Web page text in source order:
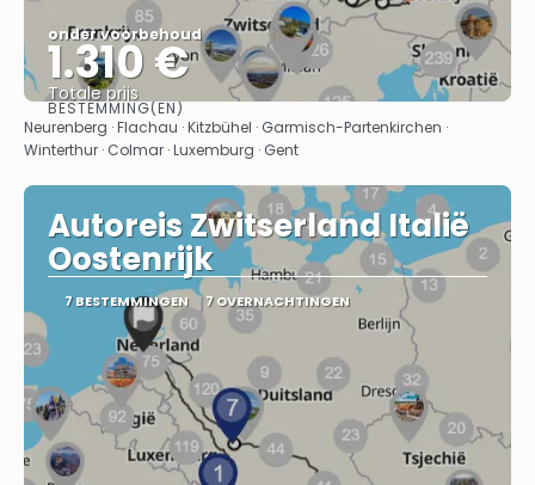
onder voorbehoud
1.310 €
Totale prijs
Bekijk
BESTEMMING(EN)
Neurenberg · Flachau · Kitzbühel · Garmisch-Partenkirchen ·
Winterthur · Colmar · Luxemburg · Gent
Autoreis Zwitserland Italië
Oostenrijk
7 BESTEMMINGEN 7 OVERNACHTINGEN